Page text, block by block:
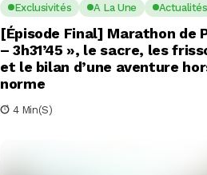
Exclusivités A La Une Actualités
[Épisode Final] Marathon de
– 3h31’45 », le sacre, les
et le bilan d’une aventure
norme
4 Min(s)